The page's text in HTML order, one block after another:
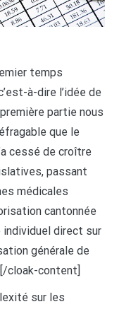
temps
à-dire l’idée de
partie nous
que le
cessé de croître
passant
médicales
cantonnée
individuel direct sur
générale de
[/cloak-content]
sur les